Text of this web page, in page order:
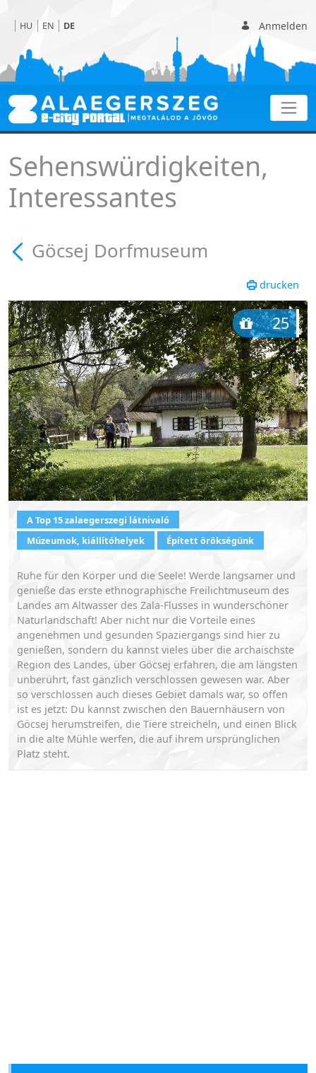
Anmelden
HU EN DE
Göcsej Dorfmuseum -
Sehenswürdigkeiten,
Interessantes
Göcsej Dorfmuseum
drucken
25
A Top 15 zalaegerszegi látnivaló
Múzeumok, kiállítóhelyek
Épített örökségünk
Ruhe für den Körper und die Seele! Werde langsamer und
genieße das erste ethnographische Freilichtmuseum des
Landes am Altwasser des Zala-Flusses in wunderschöner
Naturlandschaft! Aber nicht nur die Vorteile eines
angenehmen und gesunden Spaziergangs sind hier zu
genießen, sondern du kannst vieles über die archaischste
Region des Landes, über Göcsej erfahren, die am längsten
unberührt, fast gänzlich verschlossen gewesen war. Aber
so verschlossen auch dieses Gebiet damals war, so offen
ist es jetzt: Du kannst zwischen den Bauernhäusern von
Göcsej herumstreifen, die Tiere streicheln, und einen Blick
in die alte Mühle werfen, die auf ihrem ursprünglichen
Platz steht.